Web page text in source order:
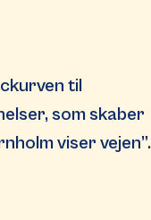
til
som skaber
viser vejen”.